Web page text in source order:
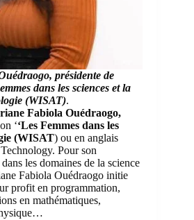
présidente de
dans les sciences et la
(WISAT).
Fabiola Ouédraogo,
‘‘Les Femmes dans les
(WISAT) ou en anglais
Pour son
les domaines de la science
Fabiola Ouédraogo initie
profit en programmation,
en mathématiques,